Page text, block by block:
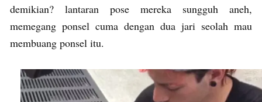
demikian? lantaran pose mereka sungguh aneh,
memegang ponsel cuma dengan dua jari seolah mau
membuang ponsel itu.